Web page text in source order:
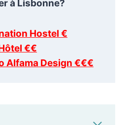
à Lisbonne?
Hostel €
€€
Alfama Design €€€